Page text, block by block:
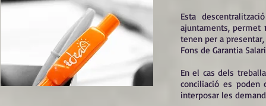
Esta
ajuntaments, permet
tenen per a
Fons de Garantia
En el cas dels
conciliació es poden
interposar les